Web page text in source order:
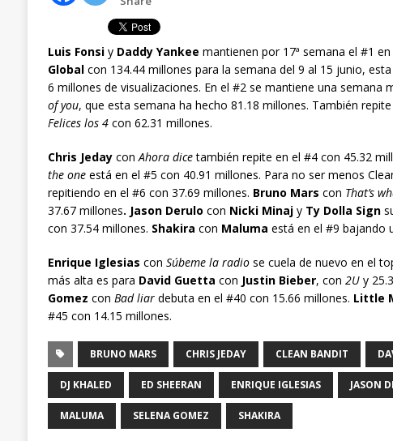
Luis Fonsiy Daddy Yankee mantienen por 17ª semana el #1
Globalcon 134.44 millones para la semana del 9 al 15 junio,
6 millones de visualizaciones. En el #2 se mantiene una semana
of you, que esta semana ha hecho 81.18 millones. También
Felices los 4con 62.31 millones.
Chris JedayconAhora dicetambién repite en el #4 con 45.32
the oneestá en el #5 con 40.91 millones. Para no ser menos
repitiendo en el #6 con 37.69 millones. Bruno Mars con That’s
37.67 millones. Jason Derulo con Nicki Minajy Ty Dolla Sign
con 37.54 millones. Shakira con Maluma está en el #9 bajando
Enrique Iglesias con Súbeme la radiose cuela de nuevo en el
más alta es para David Guetta con Justin Bieber, con 2Uy
Gomez con Bad liardebuta en el #40 con 15.66 millones. Little
#45 con 14.15 millones.
BRUNO MARS CHRIS JEDAY CLEAN BANDIT
DJ KHALED ED SHEERAN ENRIQUE IGLESIAS JASON
MALUMA SELENA GOMEZ SHAKIRA